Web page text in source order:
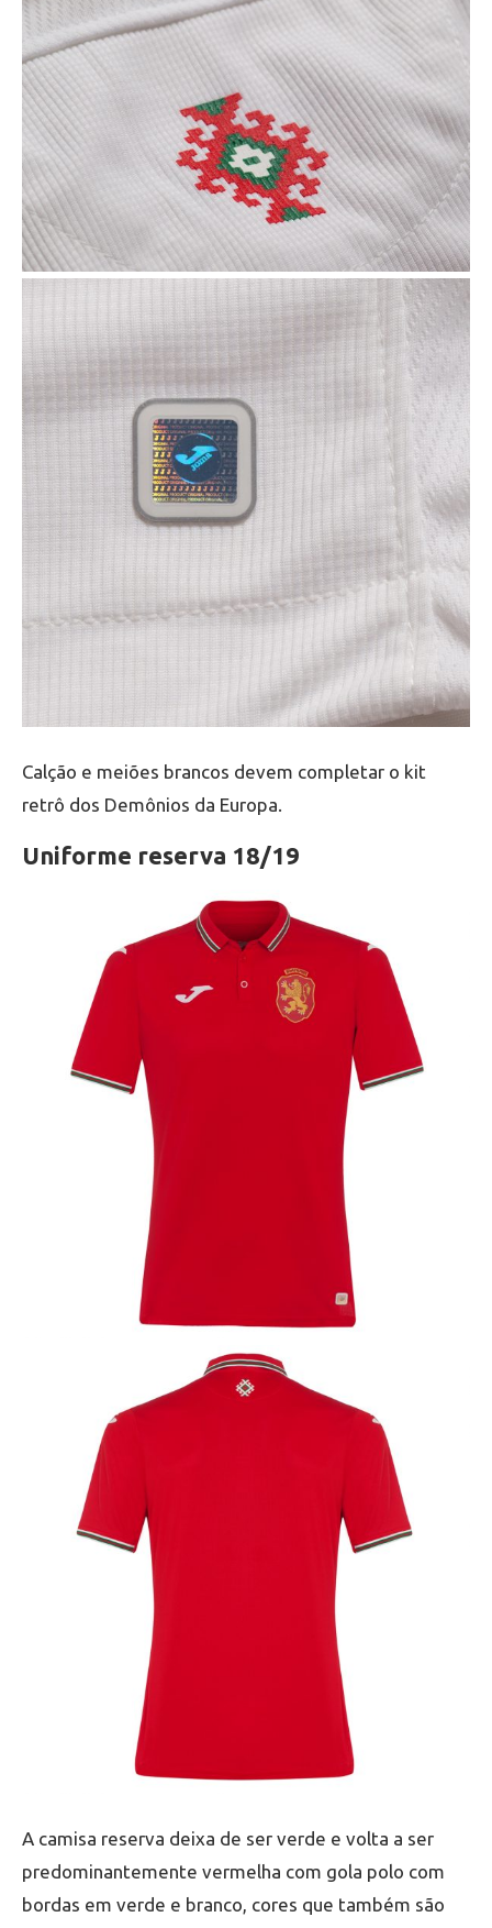
Calção e meiões brancos devem completar o kit
retrô dos Demônios da Europa.
Uniforme reserva 18/19
A camisa reserva deixa de ser verde e volta a ser
predominantemente vermelha com gola polo com
bordas em verde e branco, cores que também são